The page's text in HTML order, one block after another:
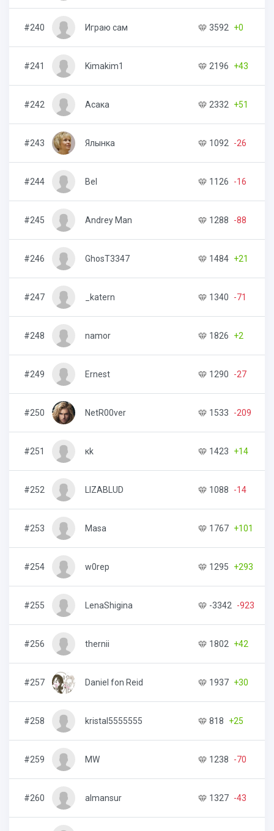
#240 Играю сам 3592 +0
#241 Kimakim1 2196 +43
#242 Асака 2332 +51
#243 Ялынка 1092 -26
#244 Bel 1126 -16
#245 Andrey Man 1288 -88
#246 GhosT3347 1484 +21
#247 _katern 1340 -71
#248 namor 1826 +2
#249 Ernest 1290 -27
#250 NetR00ver 1533 -209
#251 кk 1423 +14
#252 LIZABLUD 1088 -14
#253 Masa 1767 +101
#254 w0rep 1295 +293
#255 LenaShigina -3342 -923
#256 thernii 1802 +42
#257 Daniel fon Reid 1937 +30
#258 kristal5555555 818 +25
#259 MW 1238 -70
#260 almansur 1327 -43